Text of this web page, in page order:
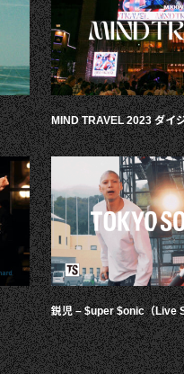
MIND TRAVEL 2023 ダイ
鋭児 – $uper $onic（Live